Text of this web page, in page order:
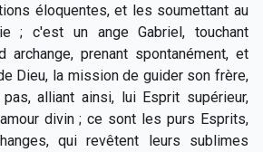
éloquentes, et les soumettant au
; c'est un ange Gabriel, touchant
archange, prenant spontanément, et
Dieu, la mission de guider son frère,
alliant ainsi, lui Esprit supérieur,
divin ; ce sont les purs Esprits,
qui revêtent leurs sublimes